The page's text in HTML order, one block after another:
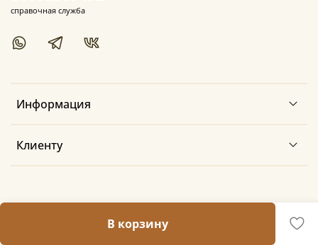
В корзину
Информация
Клиенту
справочная служба